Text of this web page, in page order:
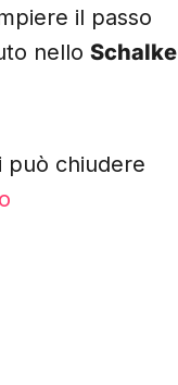
il passo
nello Schalke
può chiudere